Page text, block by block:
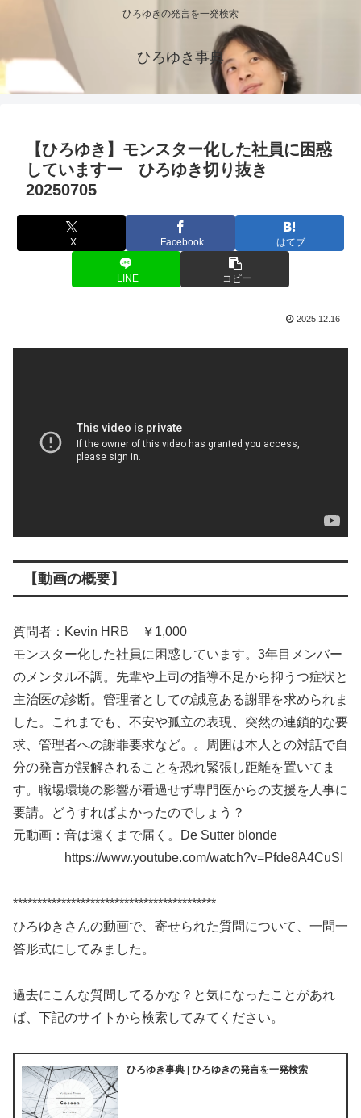
ひろゆきの発言を一発検索
ひろゆき事典
【ひろゆき】モンスター化した社員に困惑
していますー ひろゆき切り抜き
20250705
X Facebook はてブ
LINE コピー
2025.12.16
【動画の概要】
質問者：Kevin HRB ￥1,000
モンスター化した社員に困惑しています。3年目メンバー
のメンタル不調。先輩や上司の指導不足から抑うつ症状と
主治医の診断。管理者としての誠意ある謝罪を求められま
した。これまでも、不安や孤立の表現、突然の連鎖的な要
求、管理者への謝罪要求など。。周囲は本人との対話で自
分の発言が誤解されることを恐れ緊張し距離を置いてま
す。職場環境の影響が看過せず専門医からの支援を人事に
要請。どうすればよかったのでしょう？
元動画：音は遠くまで届く。De Sutter blonde
https://www.youtube.com/watch?v=Pfde8A4CuSI
******************************************
ひろゆきさんの動画で、寄せられた質問について、一問一
答形式にしてみました。
過去にこんな質問してるかな？と気になったことがあれ
ば、下記のサイトから検索してみてください。
ひろゆき事典 | ひろゆきの発言を一発検索